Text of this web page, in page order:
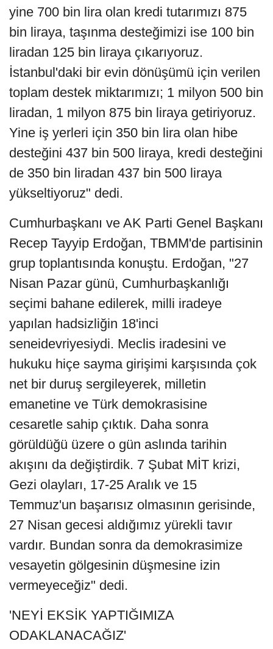
yine 700 bin lira olan kredi tutarımızı 875
bin liraya, taşınma desteğimizi ise 100 bin
liradan 125 bin liraya çıkarıyoruz.
İstanbul'daki bir evin dönüşümü için verilen
toplam destek miktarımızı; 1 milyon 500 bin
liradan, 1 milyon 875 bin liraya getiriyoruz.
Yine iş yerleri için 350 bin lira olan hibe
desteğini 437 bin 500 liraya, kredi desteğini
de 350 bin liradan 437 bin 500 liraya
yükseltiyoruz" dedi.
Cumhurbaşkanı ve AK Parti Genel Başkanı
Recep Tayyip Erdoğan, TBMM'de partisinin
grup toplantısında konuştu. Erdoğan, "27
Nisan Pazar günü, Cumhurbaşkanlığı
seçimi bahane edilerek, milli iradeye
yapılan hadsizliğin 18'inci
seneidevriyesiydi. Meclis iradesini ve
hukuku hiçe sayma girişimi karşısında çok
net bir duruş sergileyerek, milletin
emanetine ve Türk demokrasisine
cesaretle sahip çıktık. Daha sonra
görüldüğü üzere o gün aslında tarihin
akışını da değiştirdik. 7 Şubat MİT krizi,
Gezi olayları, 17-25 Aralık ve 15
Temmuz'un başarısız olmasının gerisinde,
27 Nisan gecesi aldığımız yürekli tavır
vardır. Bundan sonra da demokrasimize
vesayetin gölgesinin düşmesine izin
vermeyeceğiz" dedi.
'NEYİ EKSİK YAPTIĞIMIZA
ODAKLANACAĞIZ'